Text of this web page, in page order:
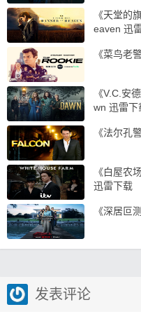
《天堂的
eaven 迅
《菜鸟老
《V.C.安
wn 迅雷下
《法尔孔
《白屋农
迅雷下载
《深居叵
发表评论